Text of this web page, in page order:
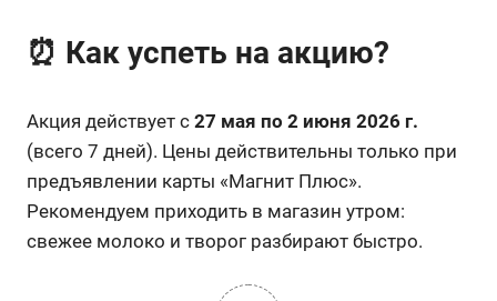
⏰ Как успеть на акцию?
Акция действует с 27 мая по 2 июня 2026 г.
(всего 7 дней). Цены действительны только при
предъявлении карты «Магнит Плюс».
Рекомендуем приходить в магазин утром:
свежее молоко и творог разбирают быстро.